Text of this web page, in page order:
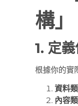
構」
1. 定
根據你的實
資料類
內容類